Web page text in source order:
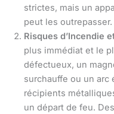
strictes, mais un
peut les outrepasser.
Risques d’Incendie
plus immédiat et le
défectueux, un
surchauffe ou un arc
récipients
un départ de feu.